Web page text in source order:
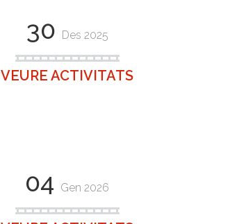
30 Des 2025
VEURE ACTIVITATS
04 Gen 2026